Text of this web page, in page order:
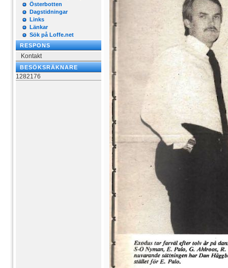
Österbotten
Dagstidningar
Links
Länkar
Sök på Loffe.net
RESPONS
Kontakt
BESÖKSRÄKNARE
1282176